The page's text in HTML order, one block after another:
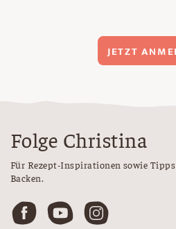
JETZT
Folge Christina
Für Rezept-Inspirationen sowie
Backen.